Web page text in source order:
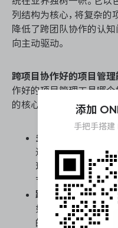
列结构为核心，将复杂的
降低了跨团队协作的认
向主动驱动。
跨项目协作好的项目管理
作好的项目管理工具哪
的核心优势在于其打破数
多维度仪表盘聚合：
进度、资源负荷、
理者无需逐个项目
节，实现跨项目健康
跨项目自动化联动：
如当A项目某阶段
的负责人与状态，
添加
手把手搭建